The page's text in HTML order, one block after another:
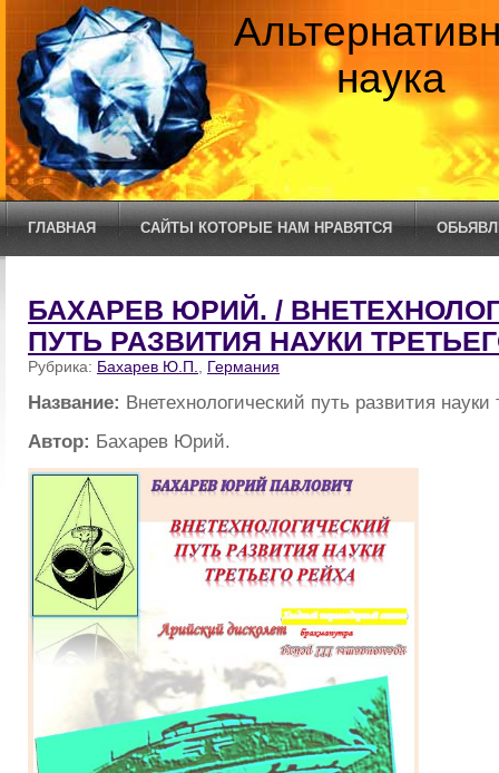
наука
ГЛАВНАЯ САЙТЫ КОТОРЫЕ НАМ НРАВЯТСЯ
БАХАРЕВ ЮРИЙ. /
ПУТЬ РАЗВИТИЯ НАУКИ
Рубрика: Бахарев Ю.П. Германия
Название: Внетехнологический путь развития науки
Автор: Бахарев Юрий.